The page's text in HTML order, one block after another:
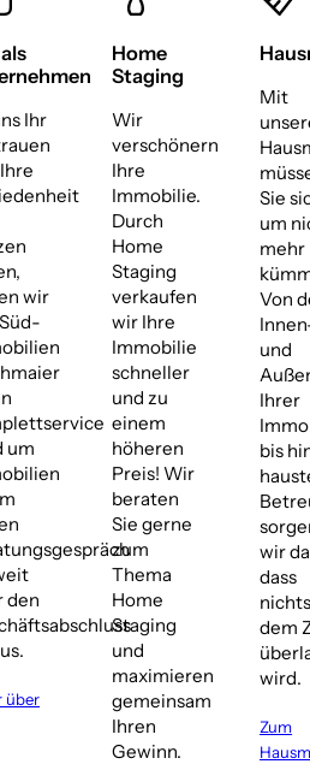
Ihr
wir
um
den
über
Home
Staging
Wir
verschönern
Ihre
Immobilie.
Durch
Home
Staging
verkaufen
wir Ihre
Immobilie
schneller
und zu
einem
höheren
Preis! Wir
beraten
Sie gerne
zum
Thema
Home
Staging
und
maximieren
gemeinsam
Ihren
Gewinn.
Mit
Sie
um
mehr
Von
und
Ihrer
bis
wir
dass
dem
wird.
Zum